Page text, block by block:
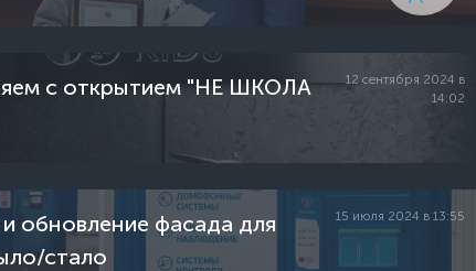
центра. И еще одна
от городских властей в
с открытием "НЕ ШКОЛА
12 сентября 2024 в
14:02
обновление фасада для
стало
15 июля 2024 в 13:55